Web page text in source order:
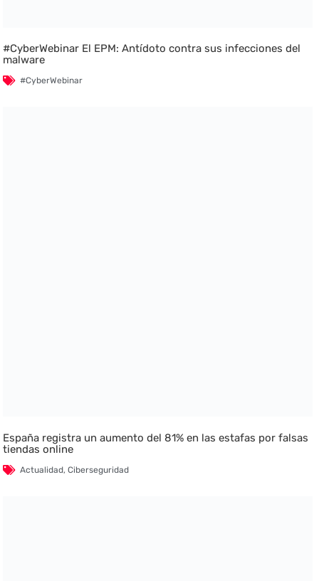
#CyberWebinar El EPM: Antídoto contra sus infecciones del
malware
#CyberWebinar
España registra un aumento del 81% en las estafas por falsas
tiendas online
Actualidad,Ciberseguridad